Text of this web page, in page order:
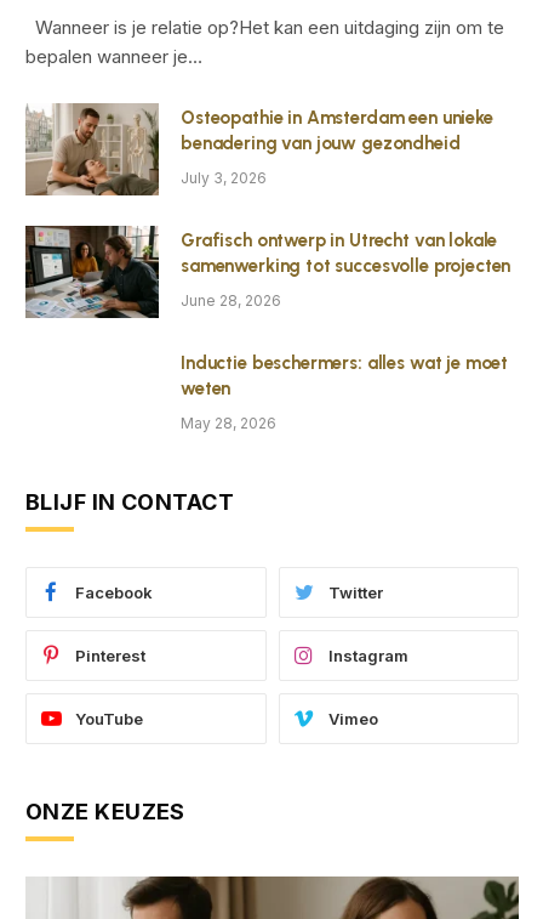
Wanneer is je relatie op?Het kan een uitdaging zijn om te
bepalen wanneer je…
Osteopathie in Amsterdam een unieke
benadering van jouw gezondheid
July 3, 2026
Grafisch ontwerp in Utrecht van lokale
samenwerking tot succesvolle projecten
June 28, 2026
Inductie beschermers: alles wat je moet
weten
May 28, 2026
BLIJF IN CONTACT
Facebook Twitter
Pinterest Instagram
YouTube Vimeo
ONZE KEUZES